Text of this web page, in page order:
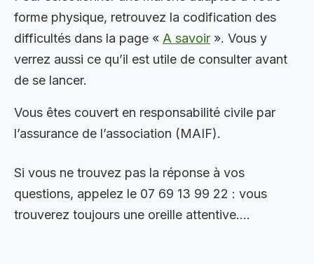
forme physique, retrouvez la codification des
difficultés dans la page « A savoir ». Vous y
verrez aussi ce qu’il est utile de consulter avant
de se lancer.
Vous êtes couvert en responsabilité civile par
l’assurance de l’association (MAIF).
Si vous ne trouvez pas la réponse à vos
questions, appelez le 07 69 13 99 22 : vous
trouverez toujours une oreille attentive….